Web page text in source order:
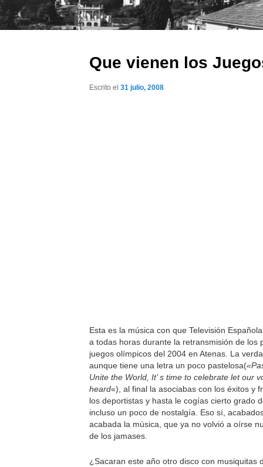
Que vienen los
Escrito el31 julio, 2008
Esta es la música con que Televisión
a todas horas durante la retransmisión de los
juegos olímpicos del 2004 en Atenas. La
aunque tiene una letra un poco pastelosa(
Unite the World, It’ s time to celebrate let our
heard«), al final la asociabas con los éxitos y
los deportistas y hasta le cogías cierto grado
incluso un poco de nostalgía. Eso sí,
acabada la música, que ya no volvió a oírse
de los jamases.
¿Sacaran este año otro disco con musiquitas